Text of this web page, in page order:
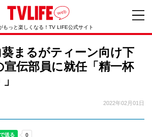
もっと楽しくなる！TV LIFE公式サイト
まるがティーン向け下
伝部員に就任「精一杯
2022年02月01日